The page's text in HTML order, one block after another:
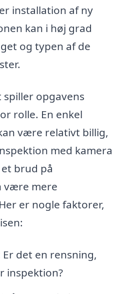
installation af ny
kan i høj grad
og typen af de
opgavens
rolle. En enkel
være relativt billig,
med kamera
brud på
være mere
er nogle faktorer,
Er det en rensning,
inspektion?